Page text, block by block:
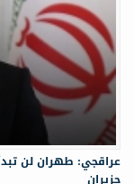
عراقجي: طهران لن
حزيران